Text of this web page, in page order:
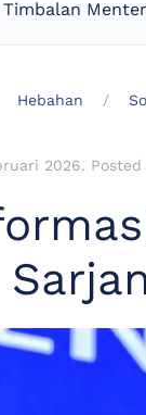
Timbalan
Hebahan
2026. Posted